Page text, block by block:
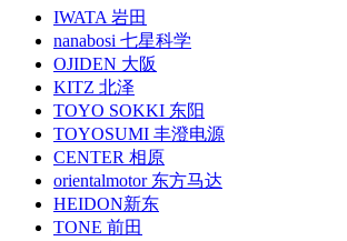
IWATA 岩田
nanabosi 七星科学
OJIDEN 大阪
KITZ 北泽
TOYO SOKKI 东阳
TOYOSUMI 丰澄电源
CENTER 相原
orientalmotor 东方马达
HEIDON新东
TONE 前田